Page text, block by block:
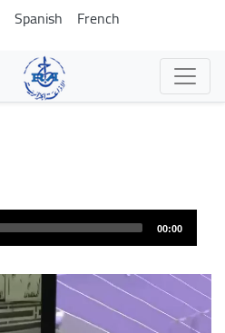
Pasar
al
contenido
principal
Spanish French
00:00